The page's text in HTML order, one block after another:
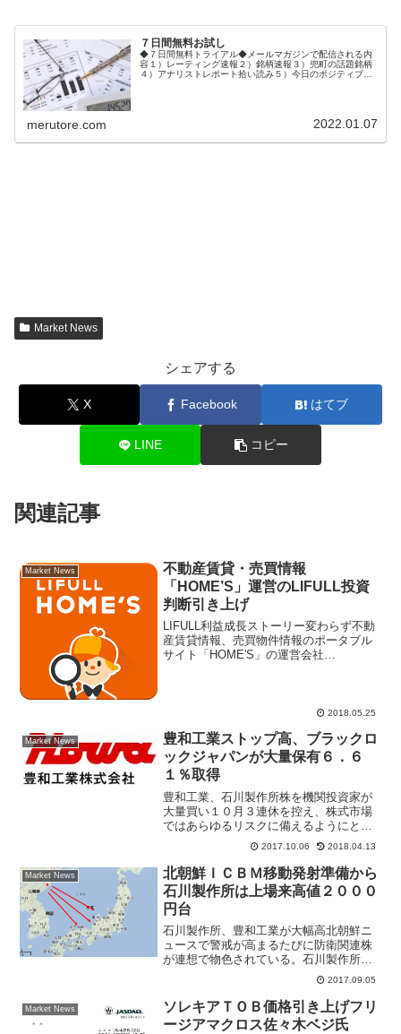
７日間無料お試し
◆７日間無料トライアル◆メールマガジンで配信される内
容１）レーティング速報２）銘柄速報３）兜町の話題銘柄
４）アナリストレポート拾い読み５）今日のポジティブ＆
merutore.com 2022.01.07
Market News
シェアする
X Facebook はてブ
LINE コピー
関連記事
Market News
不動産賃貸・売買情報
「HOME’S」運営のLIFULL投資
判断引き上げ
LIFULL利益成長ストーリー変わらず不動
産賃貸情報、売買物件情報のポータブル
サイト「HOME'S」の運営会社
2018.05.25
Market News
豊和工業ストップ高、ブラックロ
ックジャパンが大量保有６．６
１％取得
豊和工業、石川製作所株を機関投資家が
大量買い１０月３連休を控え、株式市場
ではあらゆるリスクに備えるようにと防
衛関連銘柄が大幅高。前日には石川製作
所(6208)が急騰して上場来高値を更新、
きょうは豊和工業(6203)が買い気配スタ
ート、ストッ...
2017.10.06 2018.04.13
Market News
北朝鮮ＩＣＢＭ移動発射準備から
石川製作所は上場来高値２０００
円台
石川製作所、豊和工業が大幅高北朝鮮ニ
ュースで警戒が高まるたびに防衛関連株
が連想で物色されている。石川製作所
(6208)は値動きの良さから個人投資家に
物色されているが、株価は２０００円台
に乗せて上場来高値を更新した。きょう
は豊和工業(6203...
2017.09.05
Market News
ソレキアＴＯＢ価格引き上げフリ
ージアマクロス佐々木ベジ氏